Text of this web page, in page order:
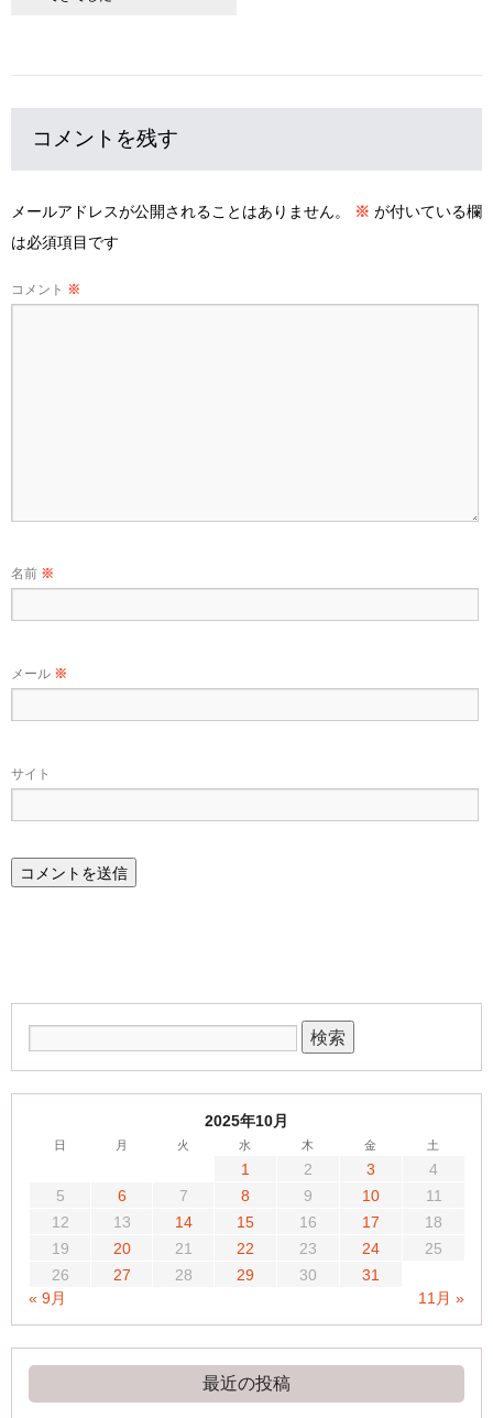
コメントを残す
メールアドレスが公開されることはありません。 ※ が付いている欄
は必須項目です
コメント ※
名前 ※
メール ※
サイト
2025年10月
日 月 火 水 木 金 土
1 2 3
4
5
6 7 8 9 10
11
12
13 14 15 16 17
18
19
20 21 22 23 24
25
26
27 28 29 30
31
« 9月
11月 »
最近の投稿